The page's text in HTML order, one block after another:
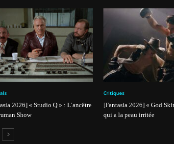
2026] « Studio Q » : L’ancêtre
Show
Critiques
[Fantasia 2026] « God
qui a la peau irritée